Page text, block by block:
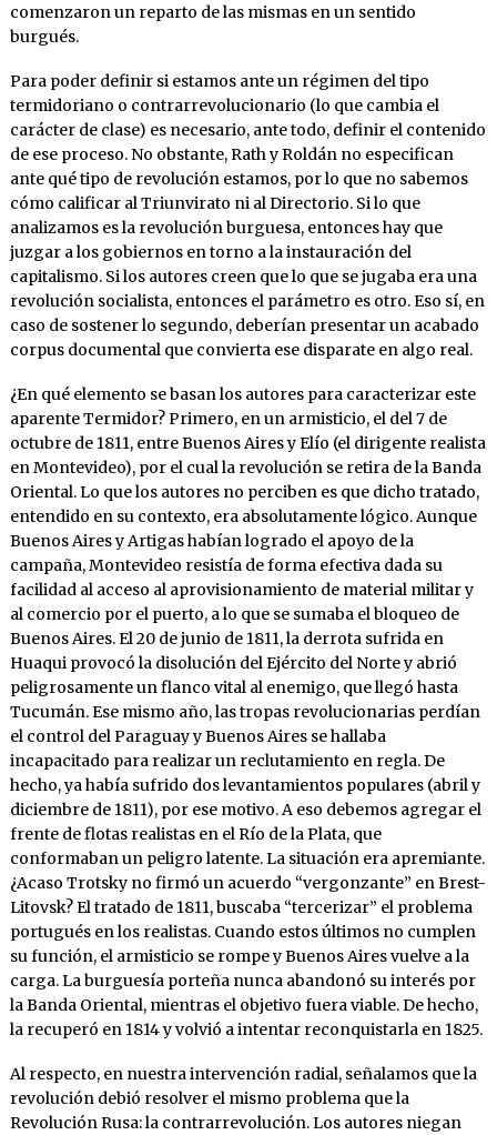
comenzaron un reparto de las mismas en un sentido
burgués.
Para poder definir si estamos ante un régimen del tipo
termidoriano o contrarrevolucionario (lo que cambia el
carácter de clase) es necesario, ante todo, definir el contenido
de ese proceso. No obstante, Rath y Roldán no especifican
ante qué tipo de revolución estamos, por lo que no sabemos
cómo calificar al Triunvirato ni al Directorio. Si lo que
analizamos es la revolución burguesa, entonces hay que
juzgar a los gobiernos en torno a la instauración del
capitalismo. Si los autores creen que lo que se jugaba era una
revolución socialista, entonces el parámetro es otro. Eso sí, en
caso de sostener lo segundo, deberían presentar un acabado
corpus documental que convierta ese disparate en algo real.
¿En qué elemento se basan los autores para caracterizar este
aparente Termidor? Primero, en un armisticio, el del 7 de
octubre de 1811, entre Buenos Aires y Elío (el dirigente realista
en Montevideo), por el cual la revolución se retira de la Banda
Oriental. Lo que los autores no perciben es que dicho tratado,
entendido en su contexto, era absolutamente lógico. Aunque
Buenos Aires y Artigas habían logrado el apoyo de la
campaña, Montevideo resistía de forma efectiva dada su
facilidad al acceso al aprovisionamiento de material militar y
al comercio por el puerto, a lo que se sumaba el bloqueo de
Buenos Aires. El 20 de junio de 1811, la derrota sufrida en
Huaqui provocó la disolución del Ejército del Norte y abrió
peligrosamente un flanco vital al enemigo, que llegó hasta
Tucumán. Ese mismo año, las tropas revolucionarias perdían
el control del Paraguay y Buenos Aires se hallaba
incapacitado para realizar un reclutamiento en regla. De
hecho, ya había sufrido dos levantamientos populares (abril y
diciembre de 1811), por ese motivo. A eso debemos agregar el
frente de flotas realistas en el Río de la Plata, que
conformaban un peligro latente. La situación era apremiante.
¿Acaso Trotsky no firmó un acuerdo “vergonzante” en Brest-
Litovsk? El tratado de 1811, buscaba “tercerizar” el problema
portugués en los realistas. Cuando estos últimos no cumplen
su función, el armisticio se rompe y Buenos Aires vuelve a la
carga. La burguesía porteña nunca abandonó su interés por
la Banda Oriental, mientras el objetivo fuera viable. De hecho,
la recuperó en 1814 y volvió a intentar reconquistarla en 1825.
Al respecto, en nuestra intervención radial, señalamos que la
revolución debió resolver el mismo problema que la
Revolución Rusa: la contrarrevolución. Los autores niegan